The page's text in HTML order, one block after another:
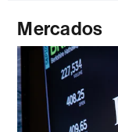
Mercados